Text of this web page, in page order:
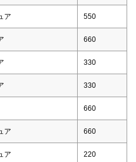
ア 550
660
330
330
660
ア 660
ア 220